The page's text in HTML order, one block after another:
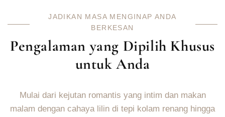
JADIKAN MASA MENGINAP ANDA
BERKESAN
Pengalaman yang Dipilih Khusus
untuk Anda
Mulai dari kejutan romantis yang intim dan makan
malam dengan cahaya lilin di tepi kolam renang hingga